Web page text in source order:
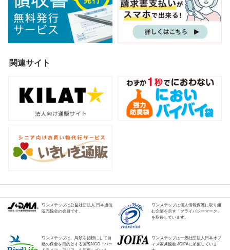
関連サイト
ワンステップは公益社団法人 日本通信
販売協会の会員です。
ワンステップは個人情報保護に取り組
む企業を示す「プライバシーマーク」
を取得しています。
ワンステップは、鳥類を指標にして自
然の保全を目的とする国際NGO「バー
ワンステップは一般社団法人日本オフ
ィス家具協会 JOIFAに加盟していま